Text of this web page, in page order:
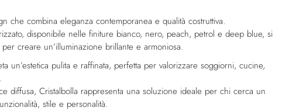
che combina eleganza contemporanea e qualità costruttiva.
disponibile nelle finiture bianco, nero, peach, petrol e deep blue, si
creare un’illuminazione brillante e armoniosa.
un’estetica pulita e raffinata, perfetta per valorizzare soggiorni, cucine,
diffusa, Cristalbolla rappresenta una soluzione ideale per chi cerca un
stile e personalità.